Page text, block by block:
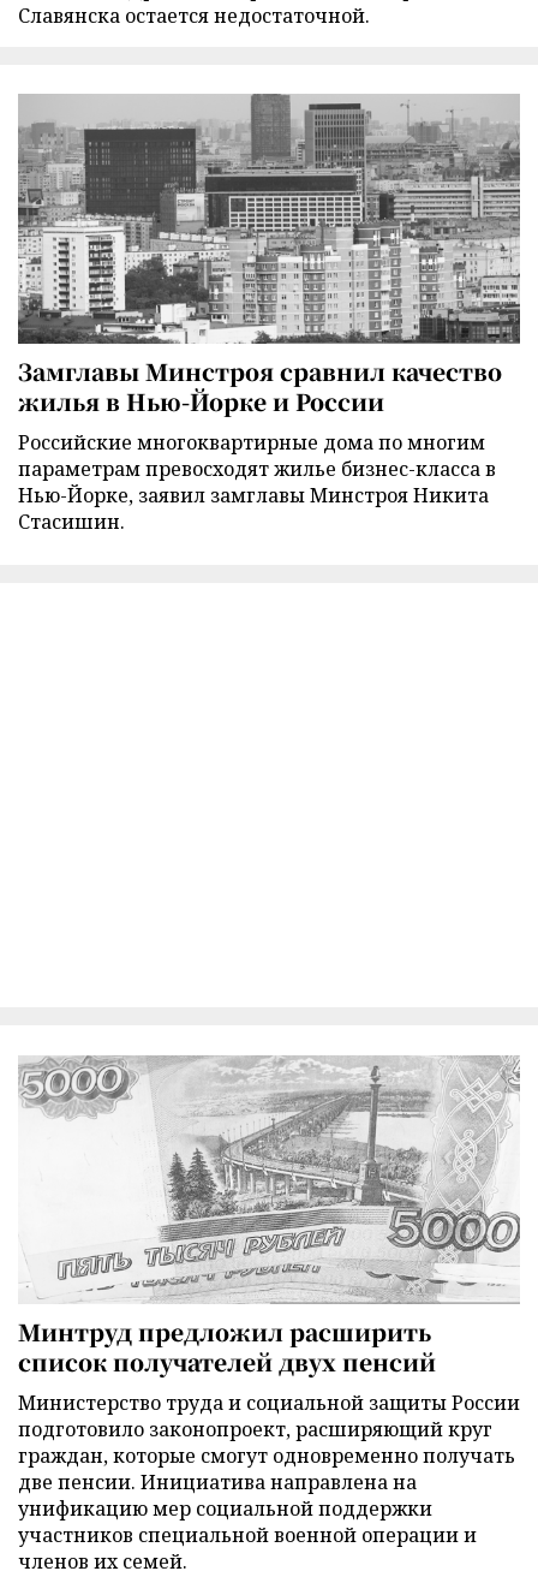
Славянска остается недостаточной.
Замглавы Минстроя сравнил качество
жилья в Нью-Йорке и России
Российские многоквартирные дома по многим
параметрам превосходят жилье бизнес-класса в
Нью-Йорке, заявил замглавы Минстроя Никита
Стасишин.
Минтруд предложил расширить
список получателей двух пенсий
Министерство труда и социальной защиты России
подготовило законопроект, расширяющий круг
граждан, которые смогут одновременно получать
две пенсии. Инициатива направлена на
унификацию мер социальной поддержки
участников специальной военной операции и
членов их семей.